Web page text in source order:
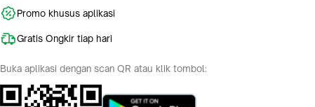
Promo khusus aplikasi
Gratis Ongkir tiap hari
Buka aplikasi dengan scan QR atau klik tombol: